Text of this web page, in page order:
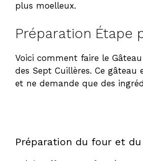
plus moelleux.
Préparation Étape
Voici comment faire le
des Sept Cuillères. Ce gâteau
et ne demande que des
Préparation du four et